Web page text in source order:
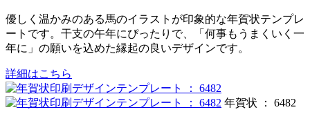
優しく温かみのある馬のイラストが印象的な年賀状テンプレ
ートです。干支の午年にぴったりで、「何事もうまくいく一
年に」の願いを込めた縁起の良いデザインです。
詳細はこちら
年賀状 ： 6482